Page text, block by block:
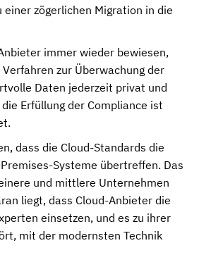
einer zögerlichen Migration in die
immer wieder bewiesen,
zur Überwachung der
Daten jederzeit privat und
Erfüllung der Compliance ist
dass die Cloud-Standards die
Systeme übertreffen. Das
und mittlere Unternehmen
liegt, dass Cloud-Anbieter die
einsetzen, und es zu ihrer
mit der modernsten Technik